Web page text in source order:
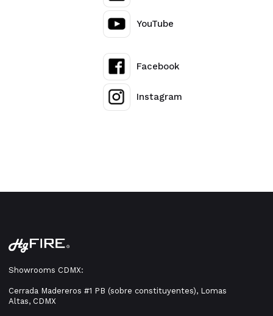
YouTube
Facebook
Instagram
Showrooms CDMX:
Cerrada Madereros #1 PB (sobre constituyentes), Lomas
Altas, CDMX